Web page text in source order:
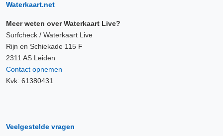
Waterkaart.net
Meer weten over Waterkaart Live?
Surfcheck / Waterkaart Live
Rijn en Schiekade 115 F
2311 AS Leiden
Contact opnemen
Kvk: 61380431
Veelgestelde vragen